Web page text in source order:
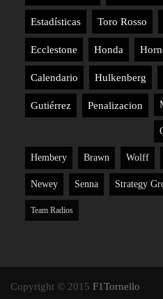
Estadísticas Toro Rosso
Ecclestone Honda
Calendario Hulkenberg
Gutiérrez Penalizacion
Hembery Brawn Wolff
Newey Senna Strategy
Team Radios
Copyright © 2015 F1Tornello